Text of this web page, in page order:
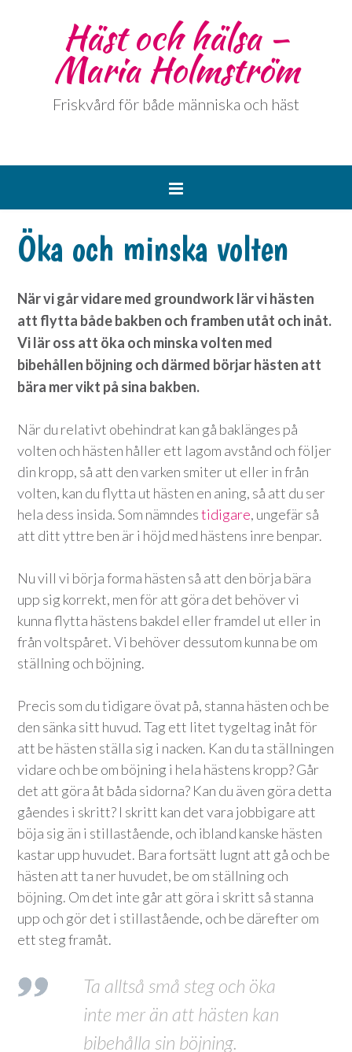
Häst och hälsa –
Maria Holmström
Friskvård för både människa och häst
Öka och minska volten
När vi går vidare med groundwork lär vi hästen
att flytta både bakben och framben utåt och inåt.
Vi lär oss att öka och minska volten med
bibehållen böjning och därmed börjar hästen att
bära mer vikt på sina bakben.
När du relativt obehindrat kan gå baklänges på
volten och hästen håller ett lagom avstånd och följer
din kropp, så att den varken smiter ut eller in från
volten, kan du flytta ut hästen en aning, så att du ser
hela dess insida. Som nämndestidigare, ungefär så
att ditt yttre ben är i höjd med hästens inre benpar.
Nu vill vi börja forma hästen så att den börja bära
upp sig korrekt, men för att göra det behöver vi
kunna flytta hästens bakdel eller framdel ut eller in
från voltspåret. Vi behöver dessutom kunna be om
ställning och böjning.
Precis som du tidigare övat på, stanna hästen och be
den sänka sitt huvud. Tag ett litet tygeltag inåt för
att be hästen ställa sig i nacken. Kan du ta ställningen
vidare och be om böjning i hela hästens kropp? Går
det att göra åt båda sidorna? Kan du även göra detta
gåendes i skritt? I skritt kan det vara jobbigare att
böja sig än i stillastående, och ibland kanske hästen
kastar upp huvudet. Bara fortsätt lugnt att gå och be
hästen att ta ner huvudet, be om ställning och
böjning. Om det inte går att göra i skritt så stanna
upp och gör det i stillastående, och be därefter om
ett steg framåt.
Ta alltså små steg och öka
inte mer än att hästen kan
bibehålla sin böjning.